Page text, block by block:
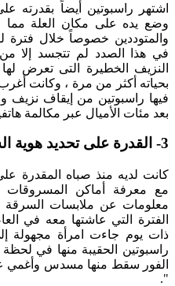
اشتهر راسبوتين أيضاً بقدرته
وضع يده على مكان العلة مما
والمتوددين خصوصاً خلال فترة
في هذا الصدد لم تتجسد إلا
النزيف الخطيرة التى تعرض
بحياته أكثر من مرة ، وكانت
فيها راسبوتين من إيقاف
بعد مئات الأميال عبر مكالمة
3- القدرة على تحديد هوية السارق ومكان المسروقات
كانت لديه منذ صباه المقدرة
مع معرفة أماكن المسروقات
معلومات عن ملابسات السرقة ،
الفترة التي عاشتها معه في
ذات يوم جاءت امرأة مجهولة
راسبوتين الحقيبة منها في لحظة
الفور سقط منها مسدس وأغمي
".